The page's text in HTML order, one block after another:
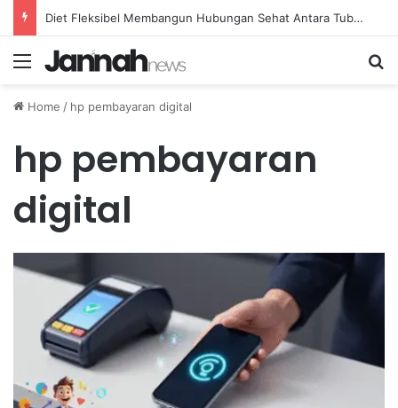
Diet Fleksibel Membangun Hubungan Sehat Antara Tubuh dan Makanan Sehari-hari
Menu
Home / hp pembayaran digital
hp pembayaran
digital